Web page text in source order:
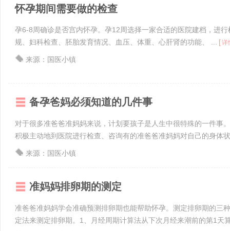
怀孕期间需要做的检查
孕6-8周确诊是否宫内怀孕。孕12周选择一家合适的医院建档，进
规、妇科检查、胚胎发育情况、血压、体重、心肝肾的功能、 ...
[详
来源：国医小镇
备孕爸妈必须知道的几件事
对于很多准爸爸准妈妈来说，计划要孩子是人生中很特殊的一件事
积极主动地到医院进行检查、咨询有的准爸爸准妈妈对自己的身体
来源：国医小镇
准妈妈排卵期的测定
准爸爸准妈妈学会准确预测排卵期也能帮助怀孕。测定排卵期的三
定法来测定排卵期。1、月经周期计算法从下次月经来潮前的第1天